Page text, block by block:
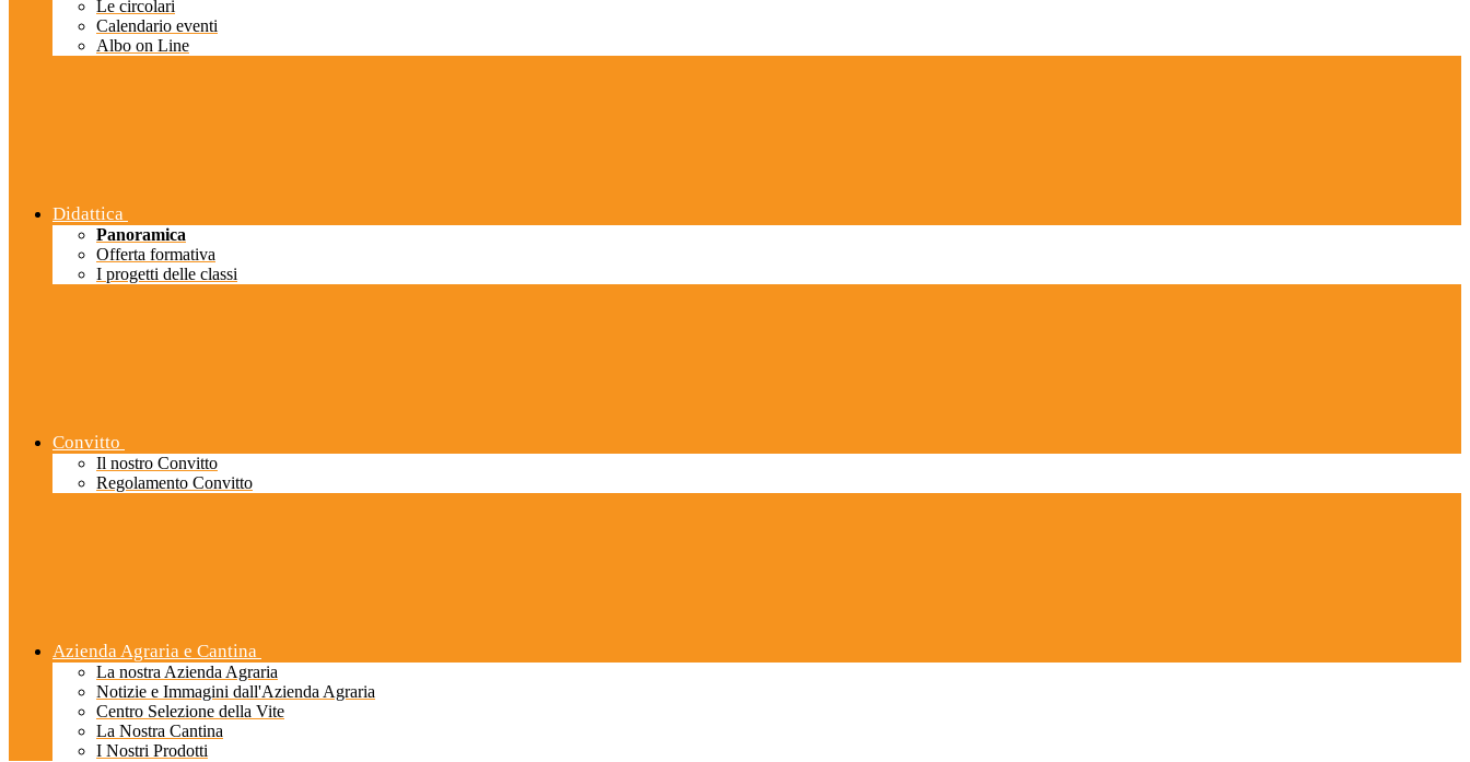
Le circolari
Calendario eventi
Albo on Line
Didattica
Panoramica
Offerta formativa
I progetti delle classi
Convitto
Il nostro Convitto
Regolamento Convitto
Azienda Agraria e Cantina
La nostra Azienda Agraria
Notizie e Immagini dall'Azienda Agraria
Centro Selezione della Vite
La Nostra Cantina
I Nostri Prodotti